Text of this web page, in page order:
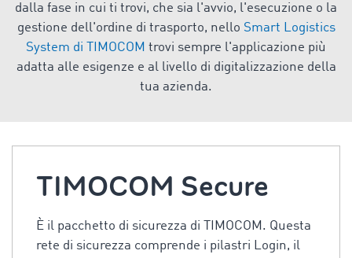
dalla fase in cui ti trovi, che sia l'avvio, l'esecuzione o la
gestione dell'ordine di trasporto, nello Smart Logistics
System di TIMOCOM trovi sempre l'applicazione più
adatta alle esigenze e al livello di digitalizzazione della
tua azienda.
TIMOCOM Secure
È il pacchetto di sicurezza di TIMOCOM. Questa
rete di sicurezza comprende i pilastri Login, il